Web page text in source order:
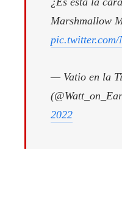
Marshmallow
— Vatio en la
2022